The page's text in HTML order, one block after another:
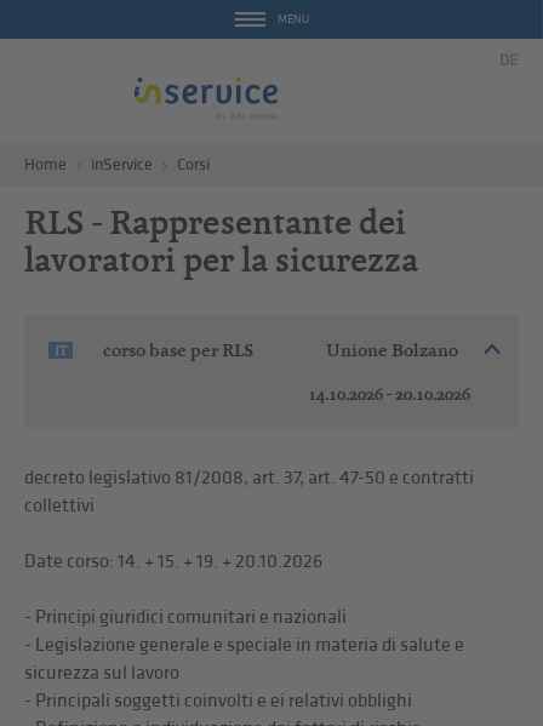
MENU
DE
Home inService Corsi
RLS - Rappresentante dei
lavoratori per la sicurezza
IT corso base per RLS
Unione Bolzano
14.10.2026 - 20.10.2026
decreto legislativo 81/2008, art. 37, art. 47-50 e contratti
collettivi
Date corso: 14. + 15. + 19. + 20.10.2026
- Principi giuridici comunitari e nazionali
- Legislazione generale e speciale in materia di salute e
sicurezza sul lavoro
- Principali soggetti coinvolti e ei relativi obblighi